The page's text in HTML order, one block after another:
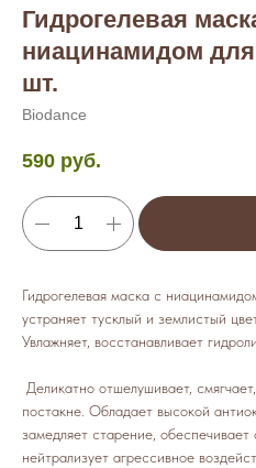
Гидрогелевая
ниацинамидом
шт.
Biodance
590 руб.
Гидрогелевая маска с
устраняет тусклый и землистый
Увлажняет, восстанавливает
Деликатно отшелушивает,
постакне. Обладает высокой
замедляет старение,
нейтрализует агрессивное